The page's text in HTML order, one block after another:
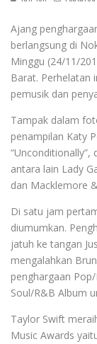
Ajang
berlangsung di
Minggu (24/11/
Barat. Perhelatan
pemusik dan
Tampak dalam
penampilan Katy
antara lain Lady
dan Macklemore
Di satu jam
diumumkan.
jatuh ke tangan
mengalahkan
penghargaan
Soul/R&B Album
Taylor Swift
Music Awards